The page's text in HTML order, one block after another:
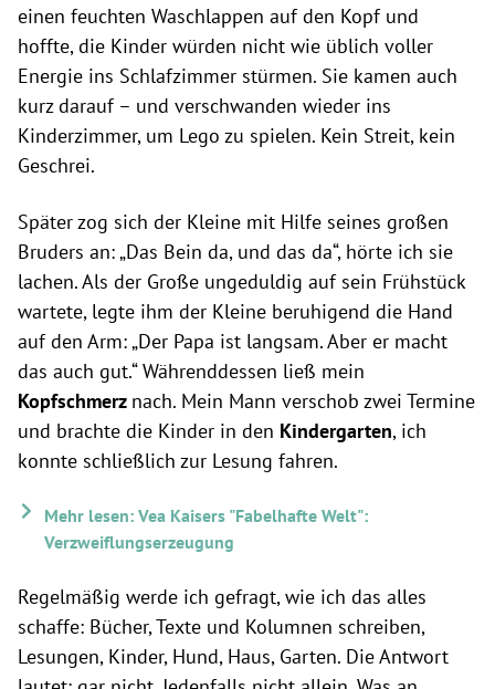
einen feuchten Waschlappen auf den Kopf und
hoffte, die Kinder würden nicht wie üblich voller
Energie ins Schlafzimmer stürmen. Sie kamen auch
kurz darauf – und verschwanden wieder ins
Kinderzimmer, um Lego zu spielen. Kein Streit, kein
Geschrei.
Später zog sich der Kleine mit Hilfe seines großen
Bruders an: „Das Bein da, und das da“, hörte ich sie
lachen. Als der Große ungeduldig auf sein Frühstück
wartete, legte ihm der Kleine beruhigend die Hand
auf den Arm: „Der Papa ist langsam. Aber er macht
das auch gut.“ Währenddessen ließ mein
Kopfschmerz nach. Mein Mann verschob zwei Termine
und brachte die Kinder in den Kindergarten, ich
konnte schließlich zur Lesung fahren.
Mehr lesen: Vea Kaisers "Fabelhafte Welt":
Verzweiflungserzeugung
Regelmäßig werde ich gefragt, wie ich das alles
schaffe: Bücher, Texte und Kolumnen schreiben,
Lesungen, Kinder, Hund, Haus, Garten. Die Antwort